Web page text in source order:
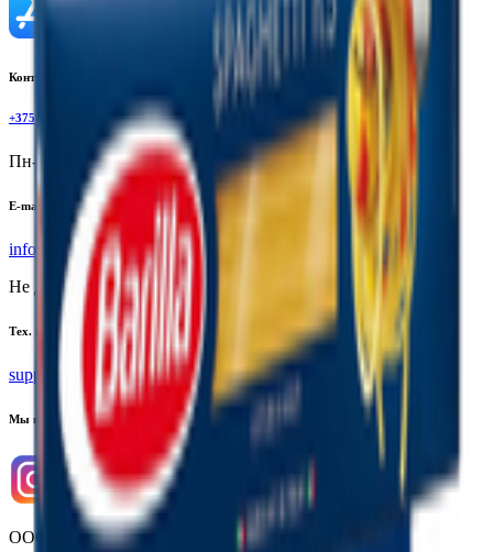
Контактный телефон
+375(29)6875999
Пн-Пт: 8:00 - 17:00
E-mail
info@yoda.by
Не для электронных обращений
Тех. поддержка
support@yoda.by
Мы в соцсетях
ООО «Торговая сеть «Продмир»